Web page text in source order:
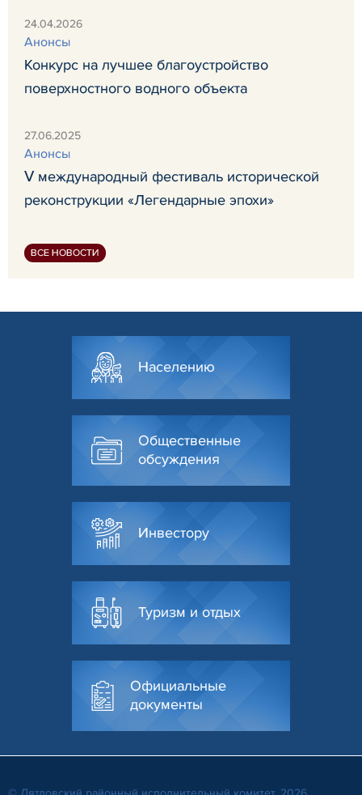
24.04.2026
Анонсы
Конкурс на лучшее благоустройство
поверхностного водного объекта
27.06.2025
Анонсы
Ⅴ международный фестиваль исторической
реконструкции «Легендарные эпохи»
ВСЕ НОВОСТИ
Населению
Общественные
обсуждения
Инвестору
Туризм и отдых
Официальные
документы